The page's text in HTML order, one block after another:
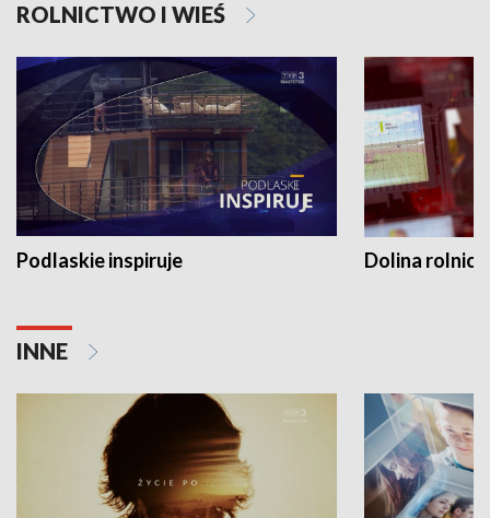
ROLNICTWO I WIEŚ
Podlaskie inspiruje Dolina
INNE